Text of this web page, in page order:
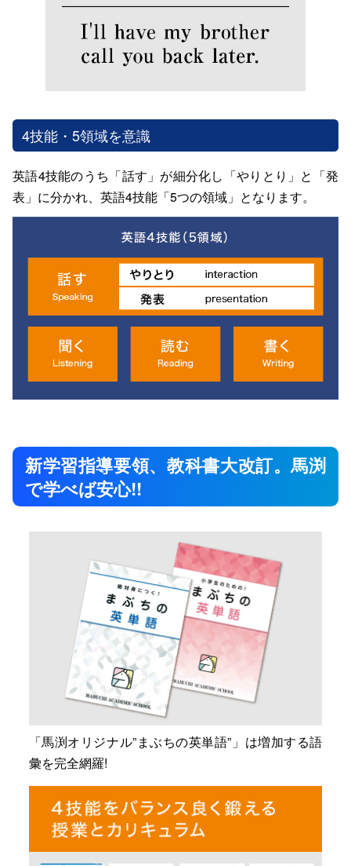
4技能・5領域を意識
英語4技能のうち「話す」が細分化し「やりとり」と「発
表」に分かれ、英語4技能「5つの領域」となります。
新学習指導要領、教科書大改訂。馬渕
で学べば安心!!
「馬渕オリジナル”まぶちの英単語”」は増加する語
彙を完全網羅!